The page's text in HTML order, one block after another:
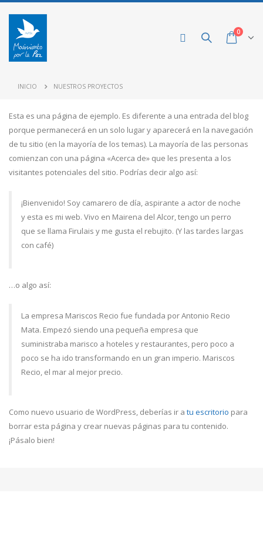
0
INICIO NUESTROS PROYECTOS
Esta es una página de ejemplo. Es diferente a una entrada del blog
porque permanecerá en un solo lugar y aparecerá en la navegación
de tu sitio (en la mayoría de los temas). La mayoría de las personas
comienzan con una página «Acerca de» que les presenta a los
visitantes potenciales del sitio. Podrías decir algo así:
¡Bienvenido! Soy camarero de día, aspirante a actor de noche
y esta es mi web. Vivo en Mairena del Alcor, tengo un perro
que se llama Firulais y me gusta el rebujito. (Y las tardes largas
con café)
…o algo así:
La empresa Mariscos Recio fue fundada por Antonio Recio
Mata. Empezó siendo una pequeña empresa que
suministraba marisco a hoteles y restaurantes, pero poco a
poco se ha ido transformando en un gran imperio. Mariscos
Recio, el mar al mejor precio.
Como nuevo usuario de WordPress, deberías ir a tu escritorio para
borrar esta página y crear nuevas páginas para tu contenido.
¡Pásalo bien!